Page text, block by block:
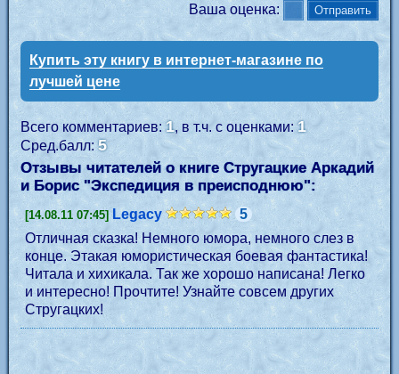
Ваша оценка:
Купить эту книгу в интернет-магазине по
лучшей цене
Всего комментариев: 1, в т.ч. с оценками: 1
Сред.балл:5
Отзывы читателей о книге Стругацкие Аркадий
и Борис "Экспедиция в преисподнюю":
[14.08.11 07:45] Legacy
5
Отличная сказка! Немного юмора, немного слез в
конце. Этакая юмористическая боевая фантастика!
Читала и хихикала. Так же хорошо написана! Легко
и интересно! Прочтите! Узнайте совсем других
Стругацких!